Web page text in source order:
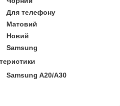
Для телефону
Матовий
Новий
Samsung
Samsung A20/A30